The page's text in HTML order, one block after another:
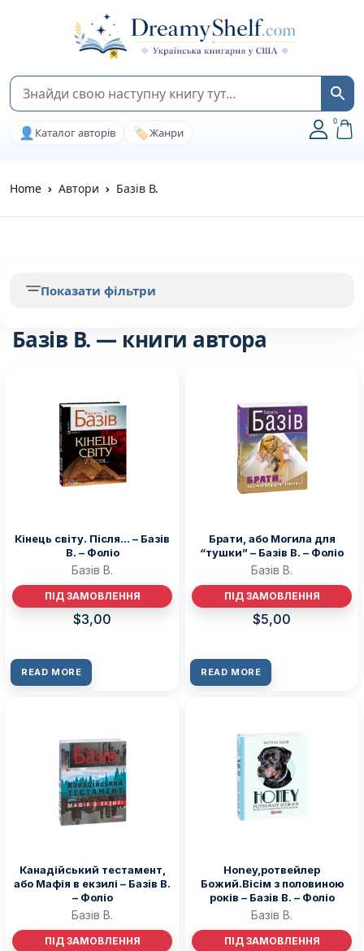
👤 Каталог авторів 🏷️Жанри
0
Home Автори Базiв В.
Базiв В. — книги автора
Кінець свiту. Пiсля… – Базiв
В. – Фоліо
Базiв В.
ПІД ЗАМОВЛЕННЯ
$3,00
READ MORE
Брати, або Могила для
“тушки” – Базiв В. – Фоліо
Базiв В.
ПІД ЗАМОВЛЕННЯ
$5,00
READ MORE
Канадійський тестамент,
або Мафія в екзилі – Базiв В.
– Фоліо
Базiв В.
ПІД ЗАМОВЛЕННЯ
Honey,ротвейлер
Божий.Вісім з половиною
років – Базiв В. – Фоліо
Базiв В.
ПІД ЗАМОВЛЕННЯ
Показати фільтри